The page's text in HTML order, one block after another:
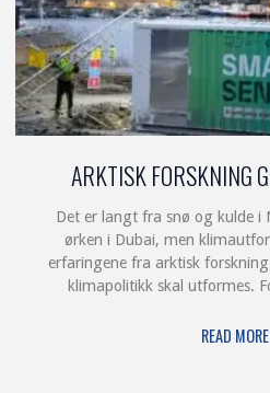
ARKTISK FORSKNING
Det er langt fra snø og kulde i
ørken i Dubai, men
erfaringene fra arktisk
klimapolitikk skal utformes.
READ MORE